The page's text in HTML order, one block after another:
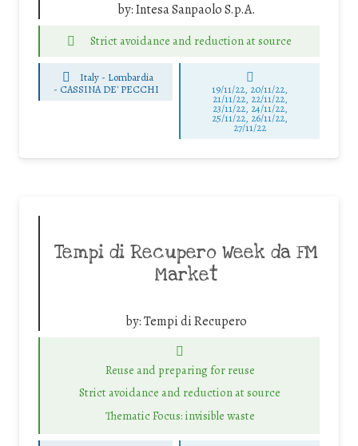
by:Intesa Sanpaolo S.p.A.
Strict avoidance and reduction at source
Italy - Lombardia
- CASSINA DE' PECCHI 19/11/22, 20/11/22,
21/11/22, 22/11/22,
23/11/22, 24/11/22,
25/11/22, 26/11/22,
27/11/22
Tempi di Recupero Week da FM
Market
by:Tempi di Recupero
Reuse and preparing for reuse
Strict avoidance and reduction at source
Thematic Focus: invisible waste